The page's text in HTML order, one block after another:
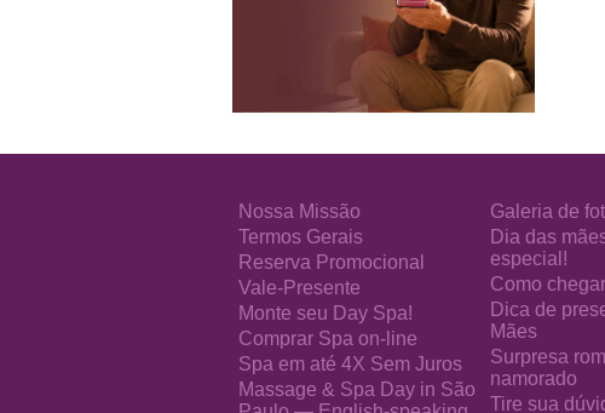
Nossa Missão
Termos Gerais
Reserva Promocional
Vale-Presente
Monte seu Day Spa!
Comprar Spa on-line
Spa em até 4X Sem Juros
Massage & Spa Day in São
Galeria de
Dia das
especial!
Como
Dica de
Mães
Surpresa
namorado
Tire sua